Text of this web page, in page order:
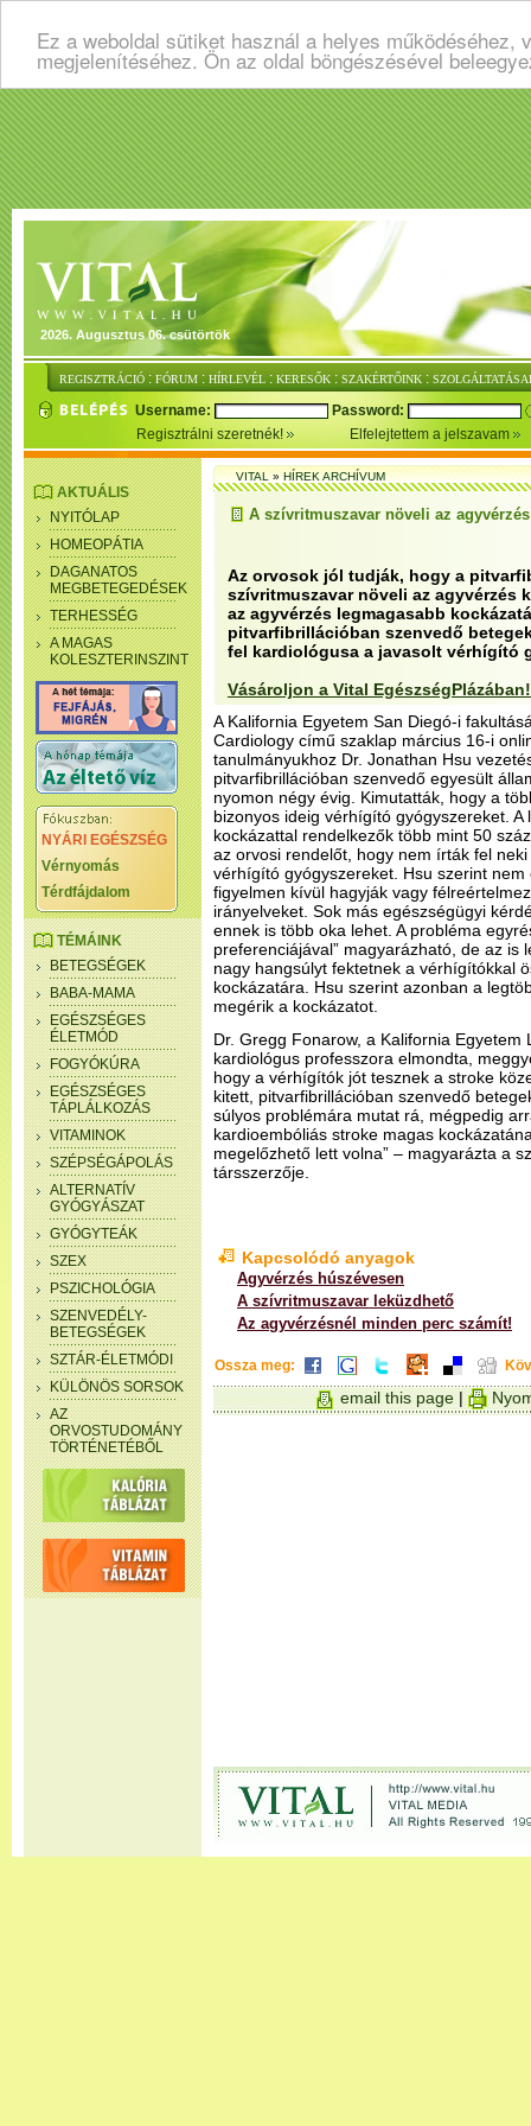
Ez a weboldal sütiket használ a helyes
megjelenítéséhez. Ön az oldal böngészésével
2026. Augusztus 06. csütörtök
REGISZTRÁCIÓ : FÓRUM : HÍRLEVÉL : KERESŐK : SZAKÉRTŐINK :
Username:
Password:
Regisztrálni szeretnék!
Elfelejtettem a jelszavam
AKTUÁLIS
NYITÓLAP
HOMEOPÁTIA
DAGANATOS
MEGBETEGEDÉSEK
TERHESSÉG
A MAGAS
KOLESZTERINSZINT
NYÁRI EGÉSZSÉG
Vérnyomás
Térdfájdalom
TÉMÁINK
BETEGSÉGEK
BABA-MAMA
EGÉSZSÉGES
ÉLETMÓD
FOGYÓKÚRA
EGÉSZSÉGES
TÁPLÁLKOZÁS
VITAMINOK
SZÉPSÉGÁPOLÁS
ALTERNATÍV
GYÓGYÁSZAT
GYÓGYTEÁK
SZEX
PSZICHOLÓGIA
SZENVEDÉLY-
BETEGSÉGEK
SZTÁR-ÉLETMÓDI
KÜLÖNÖS SORSOK
AZ
ORVOSTUDOMÁNY
TÖRTÉNETÉBŐL
VITAL»HÍREK ARCHÍVUM
A szívritmuszavar növeli az
Az orvosok jól tudják, hogy a
szívritmuszavar növeli az agyvérzés
az agyvérzés legmagasabb
pitvarfibrillációban szenvedő
fel kardiológusa a javasolt vérhígító
Vásároljon a Vital EgészségPlázában!
A Kalifornia Egyetem San Diegó-i
Cardiology című szaklap március 16-i
tanulmányukhoz Dr. Jonathan Hsu
pitvarfibrillációban szenvedő egyesült
nyomon négy évig. Kimutatták, hogy a
bizonyos ideig vérhígító gyógyszereket. A
kockázattal rendelkezők több mint 50
az orvosi rendelőt, hogy nem írták fel
vérhígító gyógyszereket. Hsu szerint
figyelmen kívül hagyják vagy
irányelveket. Sok más egészségügyi
ennek is több oka lehet. A probléma
preferenciájával” magyarázható, de az is
nagy hangsúlyt fektetnek a vérhígítókkal
kockázatára. Hsu szerint azonban a
megérik a kockázatot.
Dr. Gregg Fonarow, a Kalifornia Egyetem
kardiológus professzora elmondta,
hogy a vérhígítók jót tesznek a stroke
kitett, pitvarfibrillációban szenvedő
súlyos problémára mutat rá, mégpedig
kardioembóliás stroke magas
megelőzhető lett volna” – magyarázta a
társszerzője.
Kapcsolódó anyagok
Agyvérzés húszévesen
A szívritmuszavar leküzdhető
Az agyvérzésnél minden perc számít!
Ossza meg:
email this page |